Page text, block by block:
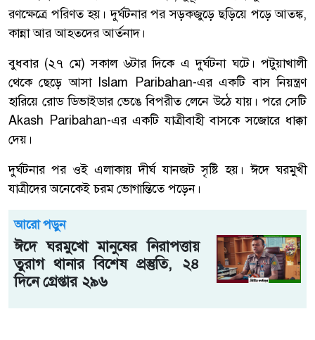
রণক্ষেত্রে পরিণত হয়। দুর্ঘটনার পর সড়কজুড়ে ছড়িয়ে পড়ে আতঙ্ক,
কান্না আর আহতদের আর্তনাদ।
বুধবার (২৭ মে) সকাল ৬টার দিকে এ দুর্ঘটনা ঘটে। পটুয়াখালী
থেকে ছেড়ে আসা Islam Paribahan-এর একটি বাস নিয়ন্ত্রণ
হারিয়ে রোড ডিভাইডার ভেঙে বিপরীত লেনে উঠে যায়। পরে সেটি
Akash Paribahan-এর একটি যাত্রীবাহী বাসকে সজোরে ধাক্কা
দেয়।
দুর্ঘটনার পর ওই এলাকায় দীর্ঘ যানজট সৃষ্টি হয়। ঈদে ঘরমুখী
যাত্রীদের অনেকেই চরম ভোগান্তিতে পড়েন।
আরো পড়ুন
ঈদে ঘরমুখো মানুষের নিরাপত্তায়
তুরাগ থানার বিশেষ প্রস্তুতি, ২৪
দিনে গ্রেপ্তার ২৯৬